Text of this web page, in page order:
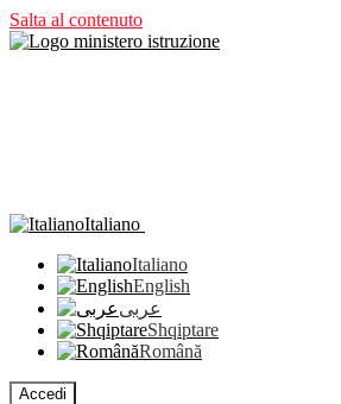
Salta al contenuto
Italiano
Italiano
English
عربى
Shqiptare
Română
Accedi